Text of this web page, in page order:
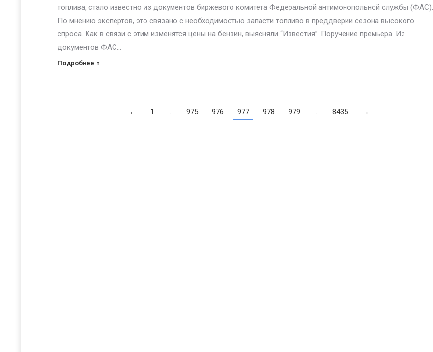
топлива, стало известно из документов биржевого комитета Федеральной антимонопольной службы (ФАС).
По мнению экспертов, это связано с необходимостью запасти топливо в преддверии сезона высокого
спроса. Как в связи с этим изменятся цены на бензин, выясняли “Известия”. Поручение премьера. Из
документов ФАС…
Подробнее
← 1 … 975 976 977 978 979 … 8435 →